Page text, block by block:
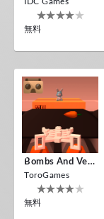
無料
Bombs And Veggies
ToroGames
無料